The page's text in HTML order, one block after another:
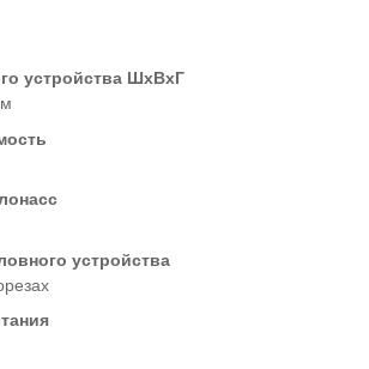
устройства ШхВхГ
устройства